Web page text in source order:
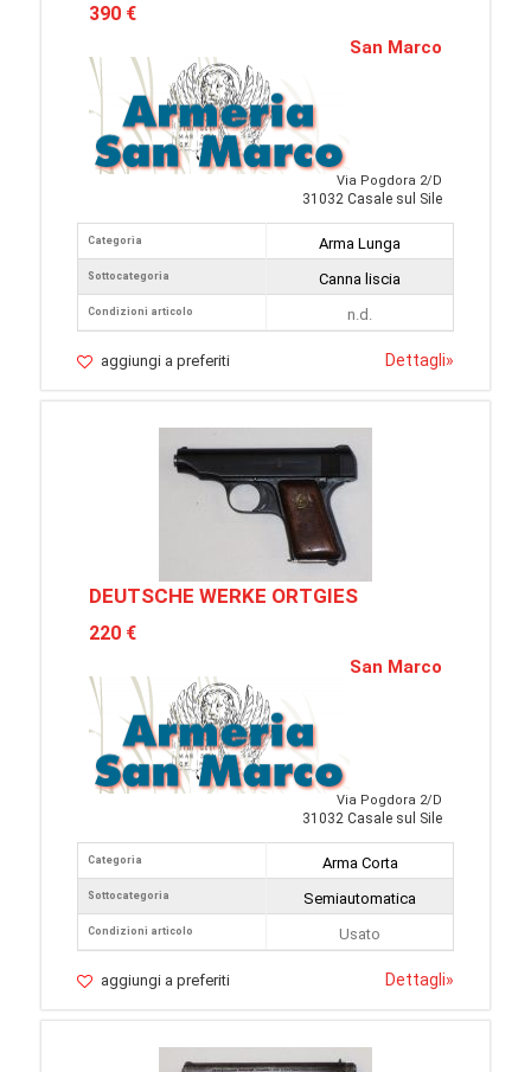
390 €
San Marco
Via Pogdora 2/D
31032 Casale sul Sile
Categoria
Sottocategoria
Condizioni articolo
Arma Lunga
Canna liscia
n.d.
aggiungi a preferiti Dettagli»
DEUTSCHE WERKE ORTGIES
220 €
San Marco
Via Pogdora 2/D
31032 Casale sul Sile
Categoria
Sottocategoria
Condizioni articolo
Arma Corta
Semiautomatica
Usato
aggiungi a preferiti Dettagli»